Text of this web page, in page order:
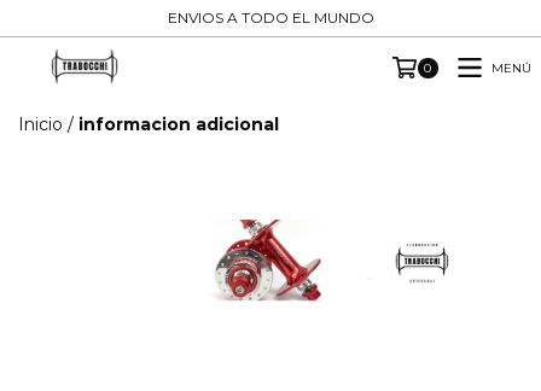
ENVIOS A TODO EL MUNDO
0 MENÚ
Inicio / informacion adicional